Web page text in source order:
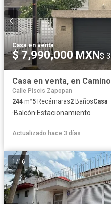
Casa·en venta
$ 7,990,000 MXN$
Calle Piscis Zapopan
244 m²5 Recámaras2 BañosCasa
·Balcón·Estacionamiento
Actualizado hace 3 días
1/16